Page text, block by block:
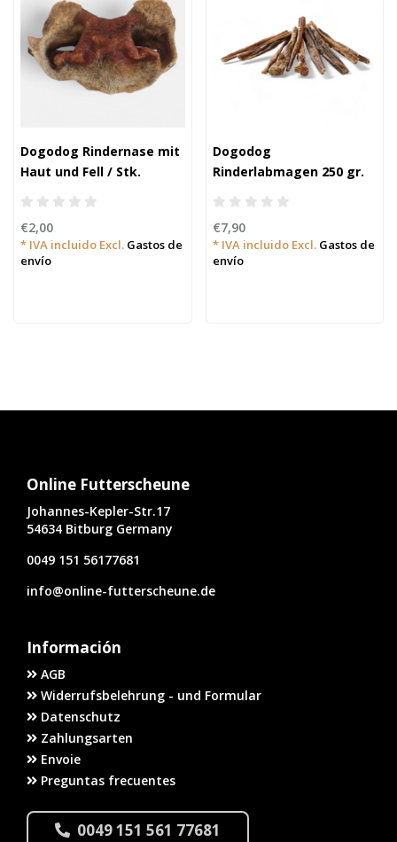
Dogodog Rindernase mit
Haut und Fell / Stk.
€2,00
* IVA incluido Excl. Gastos de
envío
Dogodog
Rinderlabmagen 250 gr.
€7,90
* IVA incluido Excl. Gastos de
envío
Online Futterscheune
Johannes-Kepler-Str.17
54634 Bitburg Germany
0049 151 56177681
info@online-futterscheune.de
Información
AGB
Widerrufsbelehrung - und Formular
Datenschutz
Zahlungsarten
Envoie
Preguntas frecuentes
0049 151 561 77681